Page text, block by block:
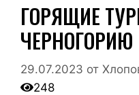
ГОРЯЩИЕ
ЧЕРНОГОРИЮ
29.07.2023 от
248